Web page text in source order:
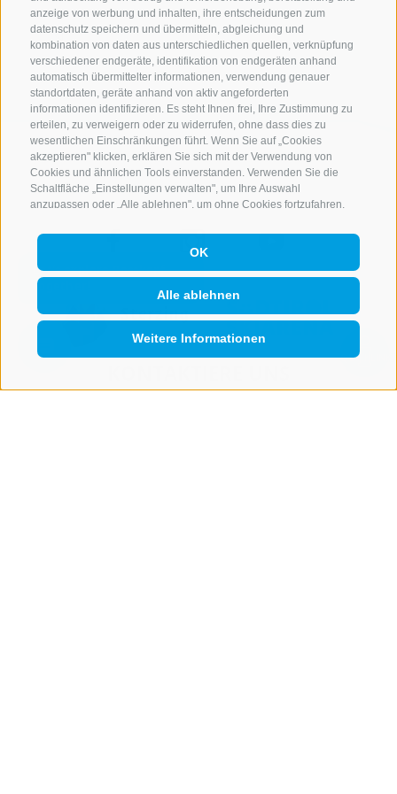
anzeige von werbung und inhalten, ihre entscheidungen zum
datenschutz speichern und übermitteln, abgleichung und
kombination von daten aus unterschiedlichen quellen, verknüpfung
verschiedener endgeräte, identifikation von endgeräten anhand
automatisch übermittelter informationen, verwendung genauer
standortdaten, geräte anhand von aktiv angeforderten
informationen identifizieren. Es steht Ihnen frei, Ihre Zustimmung zu
erteilen, zu verweigern oder zu widerrufen, ohne dass dies zu
wesentlichen Einschränkungen führt. Wenn Sie auf „Cookies
akzeptieren" klicken, erklären Sie sich mit der Verwendung von
Cookies und ähnlichen Tools einverstanden. Verwenden Sie die
Schaltfläche „Einstellungen verwalten", um Ihre Auswahl
anzupassen oder „Alle ablehnen", um ohne Cookies fortzufahren,
jederzeit ändern, indem Sie auf den Link „Cookie-Einstellungen"
unten auf der Seite oder auf das Schildsymbol unten links klicken.
Ihre Einstellungen gelten nur für das verwendete Gerät.
OK
Alle ablehnen
Weitere Informationen
zurück
QUICKLINKS